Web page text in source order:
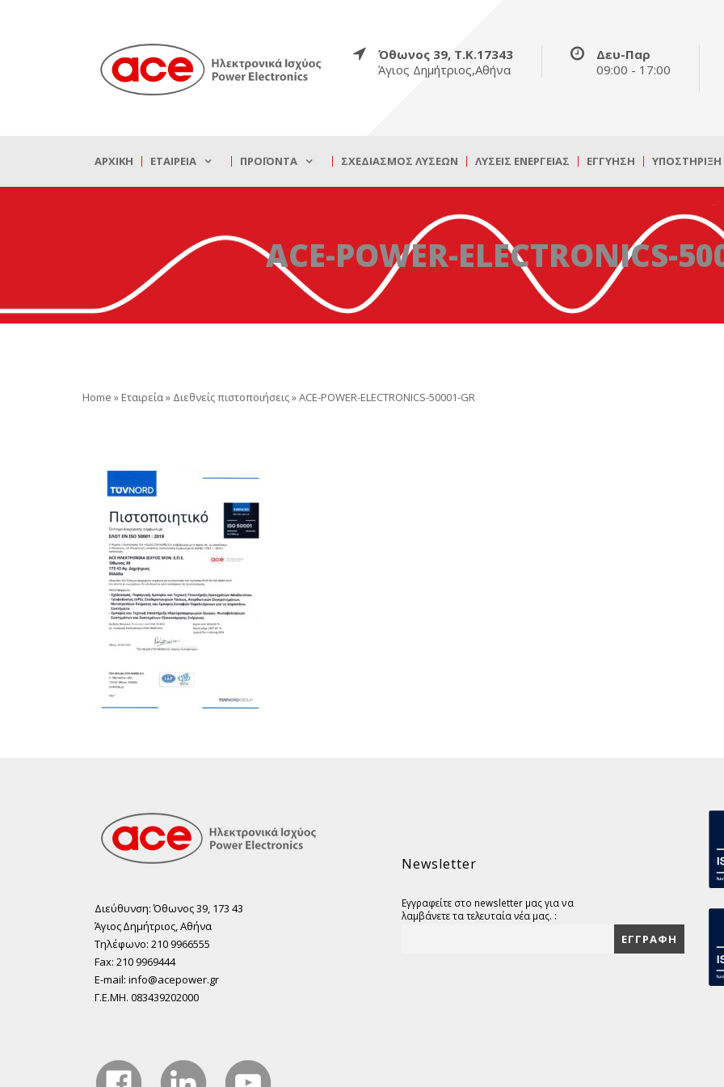
Όθωνος 39, Τ.Κ.17343
Άγιος Δημήτριος,Αθήνα
Δευ-Παρ
09:00 - 17:00
ΑΡΧΙΚΉ ΕΤΑΙΡΕΊΑ ΠΡΟΪΌΝΤΑ ΣΧΕΔΙΑΣΜΌΣ ΛΎΣΕΩΝ ΛΎΣΕΙΣ ΕΝΈΡΓΕΙΑΣ ΕΓΓΎΗΣΗ ΥΠΟΣΤΉΡΙΞΗ
ACE-POWER-ELECTRONICS-
Home » Εταιρεία» Διεθνείς πιστοποιήσεις»ACE-POWER-ELECTRONICS-50001-GR
Διεύθυνση: Όθωνος 39, 173 43
Άγιος ∆ηµήτριος, Αθήνα
Τηλέφωνο: 210 9966555
Fax: 210 9969444
E-mail: info@acepower.gr
Γ.Ε.ΜΗ. 083439202000
Newsletter
Εγγραφείτε στο newsletter μας για να
λαμβάνετε τα τελευταία νέα μας. :